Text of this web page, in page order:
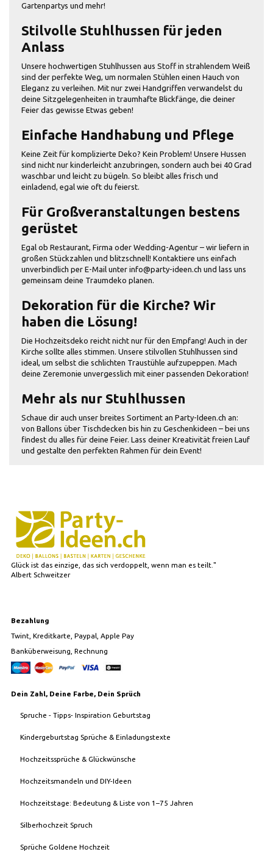
Gartenpartys und mehr!
Stilvolle Stuhlhussen für jeden
Anlass
Unsere hochwertigen Stuhlhussen aus Stoff in strahlendem Weiß
sind der perfekte Weg, um normalen Stühlen einen Hauch von
Eleganz zu verleihen. Mit nur zwei Handgriffen verwandelst du
deine Sitzgelegenheiten in traumhafte Blickfänge, die deiner
Feier das gewisse Etwas geben!
Einfache Handhabung und Pflege
Keine Zeit für komplizierte Deko? Kein Problem! Unsere Hussen
sind nicht nur kinderleicht anzubringen, sondern auch bei 40 Grad
waschbar und leicht zu bügeln. So bleibt alles frisch und
einladend, egal wie oft du feierst.
Für Großveranstaltungen bestens
gerüstet
Egal ob Restaurant, Firma oder Wedding-Agentur – wir liefern in
großen Stückzahlen und blitzschnell! Kontaktiere uns einfach
unverbindlich per E-Mail unter info@party-ideen.ch und lass uns
gemeinsam deine Traumdeko planen.
Dekoration für die Kirche? Wir
haben die Lösung!
Die Hochzeitsdeko reicht nicht nur für den Empfang! Auch in der
Kirche sollte alles stimmen. Unsere stilvollen Stuhlhussen sind
ideal, um selbst die schlichten Traustühle aufzupeppen. Mach
deine Zeremonie unvergesslich mit einer passenden Dekoration!
Mehr als nur Stuhlhussen
Schaue dir auch unser breites Sortiment an Party-Ideen.ch an:
von Ballons über Tischdecken bis hin zu Geschenkideen – bei uns
findest du alles für deine Feier. Lass deiner Kreativität freien Lauf
und gestalte den perfekten Rahmen für dein Event!
Glück ist das einzige, das sich verdoppelt, wenn man es teilt."
Albert Schweitzer
Bezahlung
Twint, Kreditkarte, Paypal, Apple Pay
Banküberweisung, Rechnung
Dein Zahl, Deine Farbe, Dein Sprüch
Spruche - Tipps- Inspiration Geburtstag
Kindergeburtstag Sprüche & Einladungstexte
Hochzeitssprüche & Glückwünsche
Hochzeitsmandeln und DIY-Ideen
Hochzeitstage: Bedeutung & Liste von 1–75 Jahren
Silberhochzeit Spruch
Sprüche Goldene Hochzeit